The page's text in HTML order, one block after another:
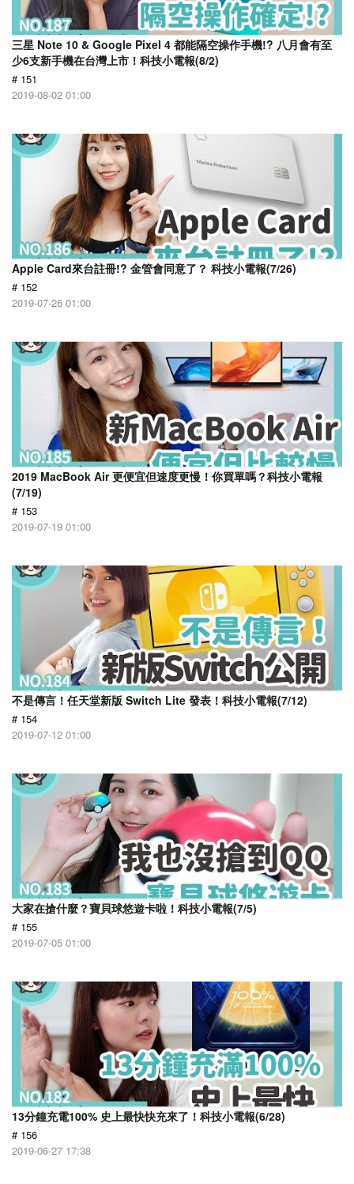
三星 Note 10 & Google Pixel 4 都能隔空操作手機!? 八月會有至
少6支新手機在台灣上市！科技小電報(8/2)
# 151
2019-08-02 01:00
Apple Card來台註冊!? 金管會同意了？ 科技小電報(7/26)
# 152
2019-07-26 01:00
2019 MacBook Air 更便宜但速度更慢！你買單嗎？科技小電報
(7/19)
# 153
2019-07-19 01:00
不是傳言！任天堂新版 Switch Lite 發表！科技小電報(7/12)
# 154
2019-07-12 01:00
大家在搶什麼？寶貝球悠遊卡啦！科技小電報(7/5)
# 155
2019-07-05 01:00
13分鐘充電100% 史上最快快充來了！科技小電報(6/28)
# 156
2019-06-27 17:38